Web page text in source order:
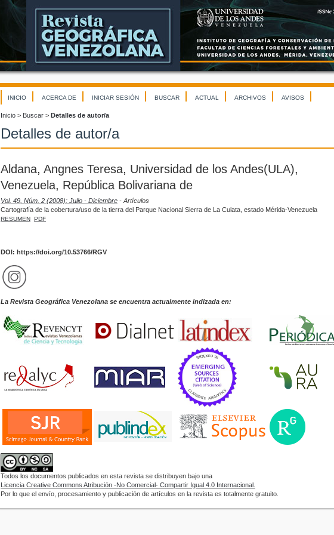
INICIO ACERCA DE INICIAR SESIÓN BUSCAR ACTUAL ARCHIVOS AVISOS
Inicio > Buscar > Detalles de autor/a
Detalles de autor/a
Aldana, Angnes Teresa, Universidad de los Andes(ULA),
Venezuela, República Bolivariana de
Vol. 49, Núm. 2 (2008): Julio - Diciembre - Artículos
Cartografía de la cobertura/uso de la tierra del Parque Nacional Sierra de La Culata, estado Mérida-Venezuela
RESUMEN PDF
DOI: https://doi.org/10.53766/RGV
La Revista Geográfica Venezolana se encuentra actualmente indizada en:
Todos los documentos publicados en esta revista se distribuyen bajo una
Licencia Creative Commons Atribución -No Comercial- Compartir Igual 4.0 Internacional.
Por lo que el envío, procesamiento y publicación de artículos en la revista es totalmente gratuito.